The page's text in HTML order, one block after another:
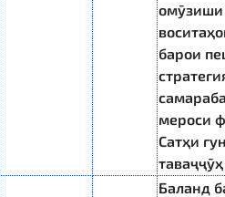
омӯзиши
барои
мероси
Сатҳи
таваҷҷӯҳ
Баланд